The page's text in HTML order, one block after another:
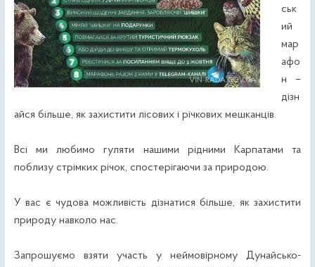
ськ
ий
мар
афо
н –
дізн
айся більше, як захистити лісових і річкових мешканців.
Всі ми любимо гуляти нашими рідними Карпатами та
поблизу стрімких річок, спостерігаючи за природою.
У вас є чудова можливість дізнатися більше, як захистити
природу навколо нас.
Запрошуємо взяти участь у неймовірному Дунайсько-